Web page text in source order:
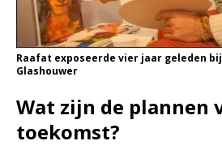
Raafat exposeerde vier jaar geleden
Glashouwer
Wat zijn de plannen
toekomst?